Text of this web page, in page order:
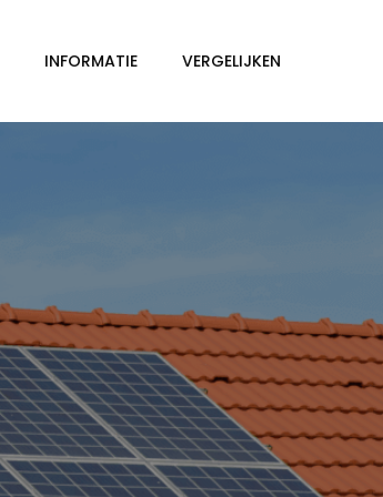
INFORMATIE VERGELIJKEN